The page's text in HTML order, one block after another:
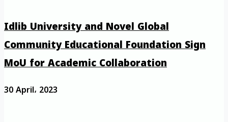
Idlib University and Novel Global
Community Educational Foundation Sign
MoU for Academic Collaboration
30 April، 2023